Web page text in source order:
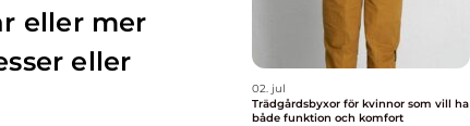
eller mer
eller
02. jul
Trädgårdsbyxor för kvinnor som vill ha
både funktion och komfort